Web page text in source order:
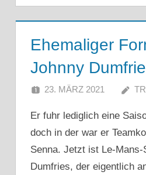
Ehemaliger
Johnny
23. MÄRZ 2021
Er fuhr lediglich eine
doch in der war er
Senna. Jetzt ist Le-Mans-
Dumfries, der eigentlich